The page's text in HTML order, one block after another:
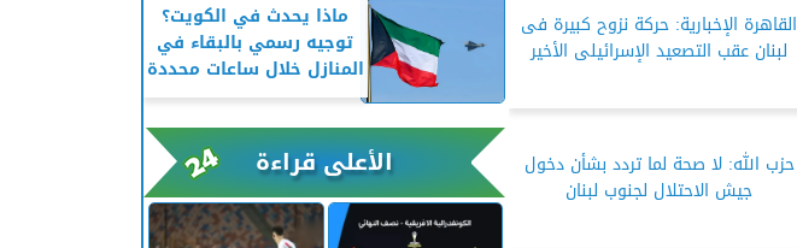
القاهرة الإخبارية: حركة نزوح كبيرة فى
لبنان عقب التصعيد الإسرائيلى الأخير
حزب الله: لا صحة لما تردد بشأن دخول
جيش الاحتلال لجنوب لبنان
ماذا يحدث في الكويت؟
توجيه رسمي بالبقاء في
المنازل خلال ساعات محددة
الأعلى قراءة